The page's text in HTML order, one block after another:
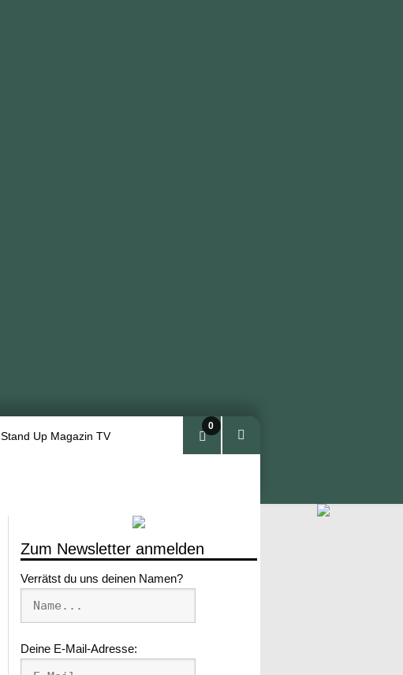
Stand Up Magazin TV
0
Zum Newsletter anmelden
Verrätst du uns deinen Namen?
Deine E-Mail-Adresse: